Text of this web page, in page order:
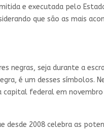
e executada pelo
que são as mais
seja durante a
é um desses
federal em
desde 2008 celebra as